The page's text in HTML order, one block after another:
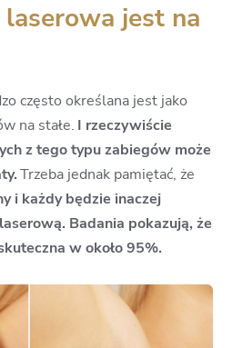
jest na
często określana jest jako
na stałe. I rzeczywiście
z tego typu zabiegów może
Trzeba jednak pamiętać, że
i każdy będzie inaczej
Badania pokazują, że
w około 95%.